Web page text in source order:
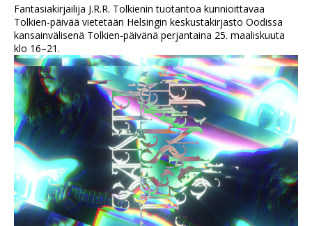
Fantasiakirjailija J.R.R. Tolkienin tuotantoa kunnioittavaa
Tolkien-päivää vietetään Helsingin keskustakirjasto Oodissa
kansainvälisenä Tolkien-päivänä perjantaina 25. maaliskuuta
klo 16–21.